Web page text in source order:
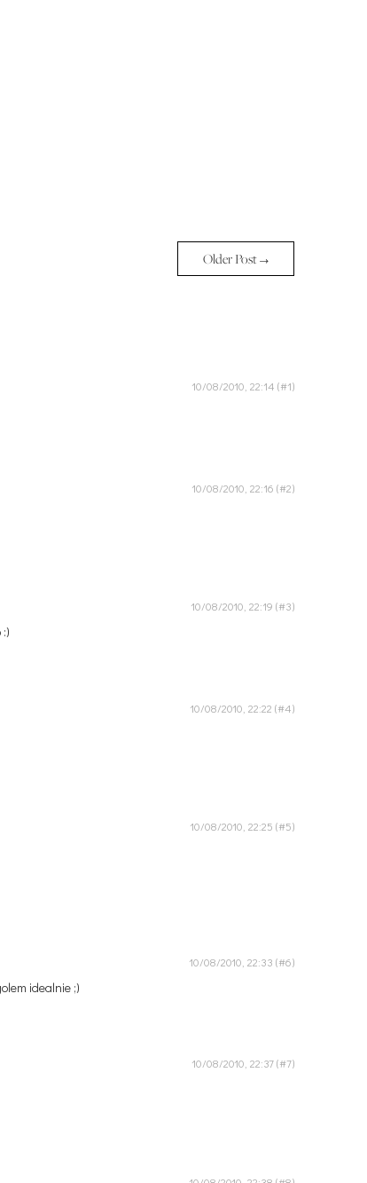
Older Post →
10/08/2010, 22:14
10/08/2010, 22:16
10/08/2010, 22:19
10/08/2010, 22:22
10/08/2010, 22:25
10/08/2010, 22:33
idealnie ;)
10/08/2010, 22:37